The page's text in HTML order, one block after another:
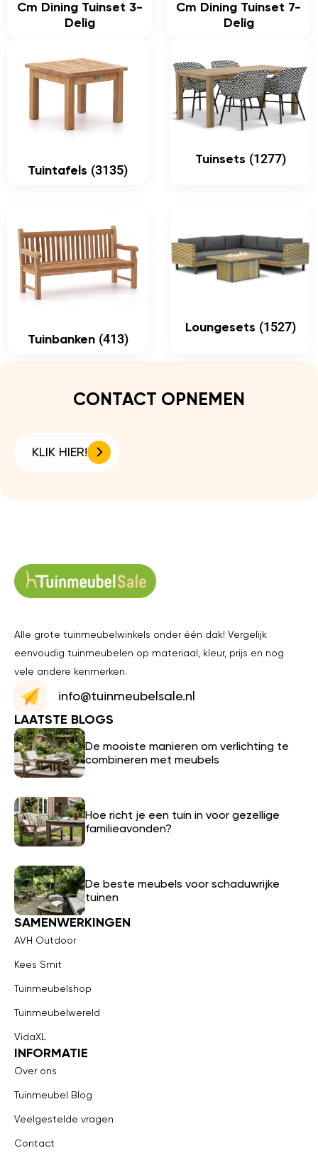
Cm Dining Tuinset 3-
Delig
Cm Dining Tuinset 7-
Delig
Tuintafels (3135)
Tuinsets (1277)
Tuinbanken (413)
Loungesets (1527)
CONTACT OPNEMEN
KLIK HIER!
Alle grote tuinmeubelwinkels onder één dak! Vergelijk
eenvoudig tuinmeubelen op materiaal, kleur, prijs en nog
vele andere kenmerken.
info@tuinmeubelsale.nl
LAATSTE BLOGS
De mooiste manieren om verlichting te
combineren met meubels
Hoe richt je een tuin in voor gezellige
familieavonden?
De beste meubels voor schaduwrijke
tuinen
SAMENWERKINGEN
AVH Outdoor
Kees Smit
Tuinmeubelshop
Tuinmeubelwereld
VidaXL
INFORMATIE
Over ons
Tuinmeubel Blog
Veelgestelde vragen
Contact